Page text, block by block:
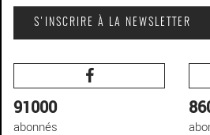
S'INSCRIRE À LA NEWSLETTER
91000
abonnés